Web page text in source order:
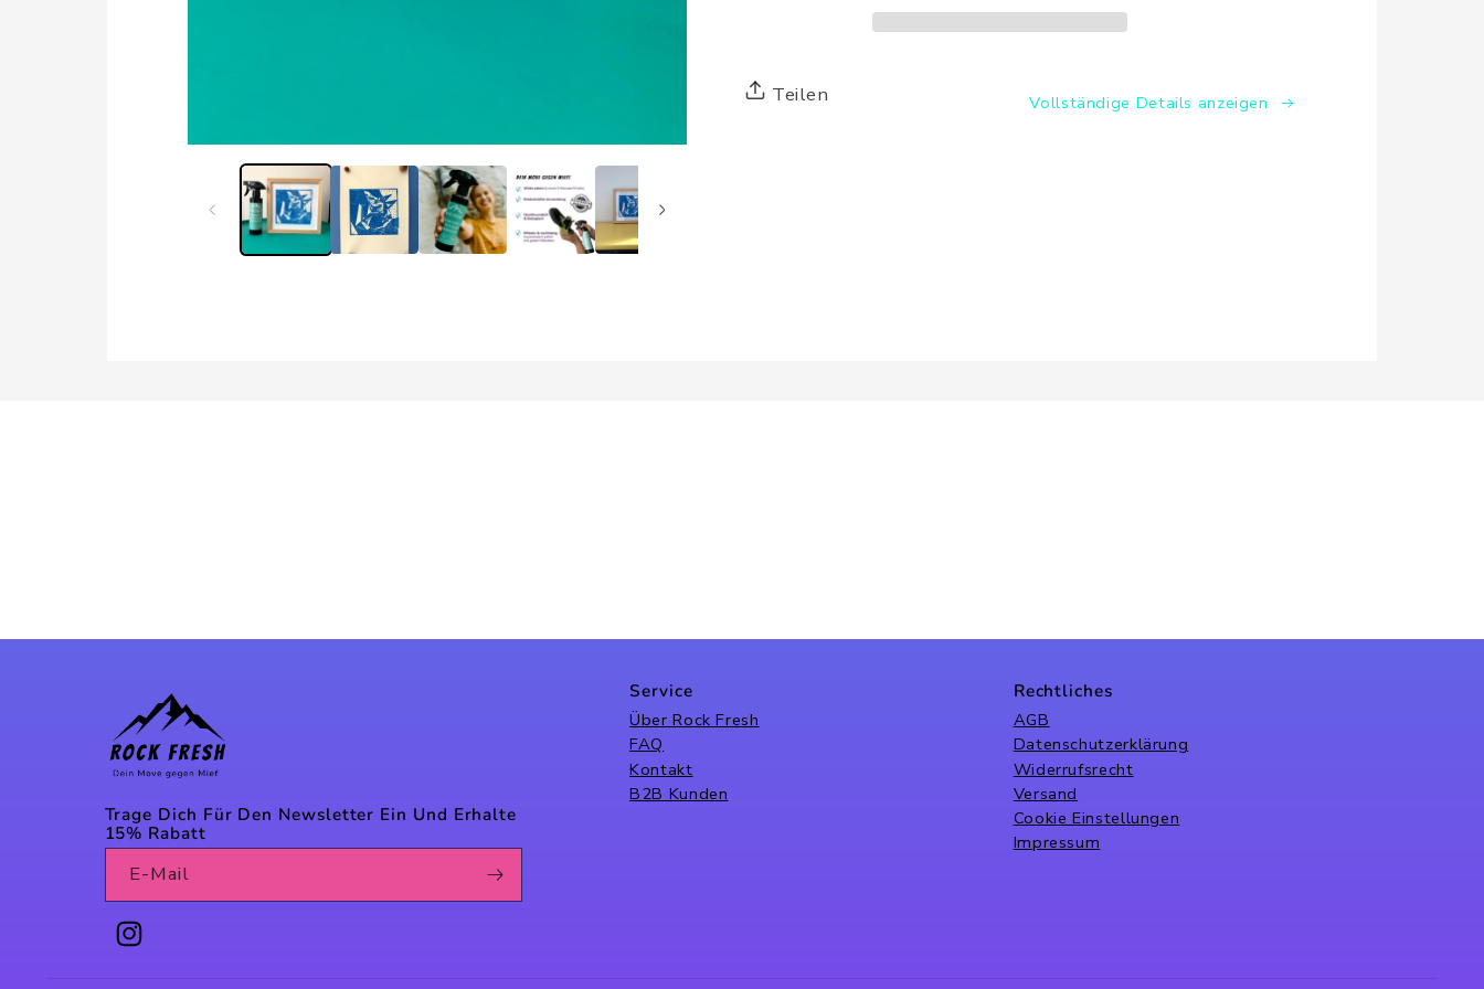
Teilen Vollständige Details anzeigen
Trage Dich Für Den Newsletter Ein Und Erhalte
15% Rabatt
E-Mail
G
Instagram
Service
Über Rock Fresh
FAQ
Kontakt
B2B Kunden
Rechtliches
AGB
Datenschutzerklärung
Widerrufsrecht
Versand
Cookie Einstellungen
Impressum